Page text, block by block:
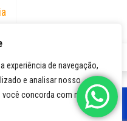
experiência de navegação,
e analisar nosso
você concorda com nosso